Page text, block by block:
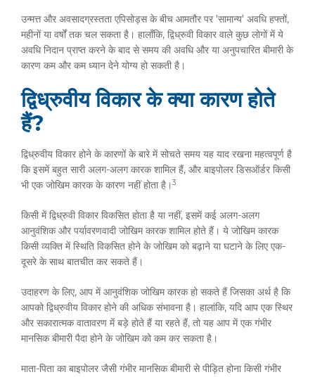
उन्मत्त और अवसादग्रस्तता एपिसोड्स के बीच आमतौर पर 'सामान्य' अवधि हफ्तों,
महीनों या वर्षों तक चल सकता है। हालाँकि, द्विध्रुवी विकार वाले कुछ लोगों में ये
अवधि निदान प्राप्त करने के बाद से समय की अवधि और या अनुपचारित बीमारी के
कारण कम और कम ध्यान देने योग्य हो सकती है।
द्विध्रुवीय विकार के क्या कारण होते
हैं?
द्विध्रुवीय विकार होने के कारणों के बारे में सोचते समय यह याद रखना महत्वपूर्ण है
कि इसमें बहुत सारी अलग-अलग कारक शामिल हैं, और बाइपोलर डिसऑर्डर किसी
भी एक जोखिम कारक के कारण नहीं होता है।3
किसी में द्विध्रुवी विकार विकसित होता है या नहीं, इसमें कई अलग-अलग
आनुवंशिक और पर्यावरणवादी जोखिम कारक शामिल होते हैं। ये जोखिम कारक
किसी व्यक्ति में स्थिति विकसित होने के जोखिम को बढ़ाने या घटाने के लिए एक-
दूसरे के साथ बातचीत कर सकते हैं।
उदाहरण के लिए, आप में आनुवंशिक जोखिम कारक हो सकते हैं जिसका अर्थ है कि
आपको द्विध्रुवीय विकार होने की अधिक संभावना है। हालांकि, यदि आप एक स्थिर
और सकारात्मक वातावरण में बड़े होते हैं या रहते हैं, तो यह आप में एक गंभीर
मानसिक बीमारी पैदा होने के जोखिम को कम कर सकता है।
माता-पिता का बाइपोलर जैसी गंभीर मानसिक बीमारी से पीड़ित होना किसी गंभीर